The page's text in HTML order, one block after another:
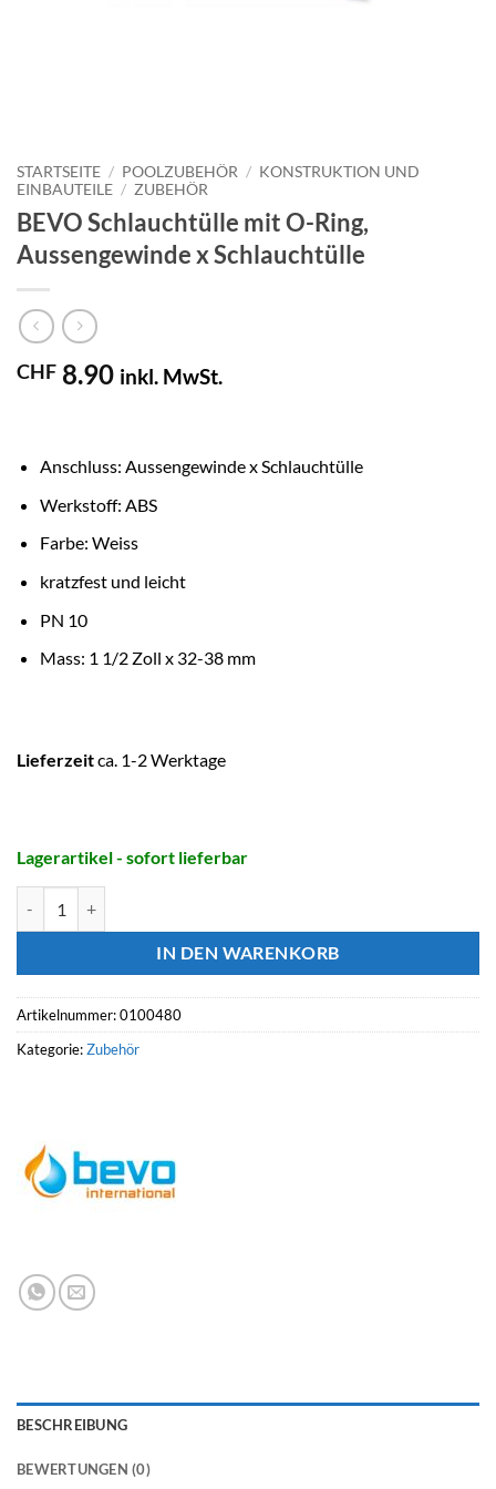
STARTSEITE / POOLZUBEHÖR / KONSTRUKTION UND
EINBAUTEILE / ZUBEHÖR
BEVO Schlauchtülle mit O-Ring,
Aussengewinde x Schlauchtülle
CHF 8.90 inkl. MwSt.
Anschluss: Aussengewinde x Schlauchtülle
Werkstoff: ABS
Farbe: Weiss
kratzfest und leicht
PN 10
Mass: 1 1/2 Zoll x 32-38 mm
Lieferzeitca. 1-2 Werktage
Lagerartikel - sofort lieferbar
IN DEN WARENKORB
Artikelnummer:0100480
Kategorie:Zubehör
BESCHREIBUNG
BEWERTUNGEN (0)